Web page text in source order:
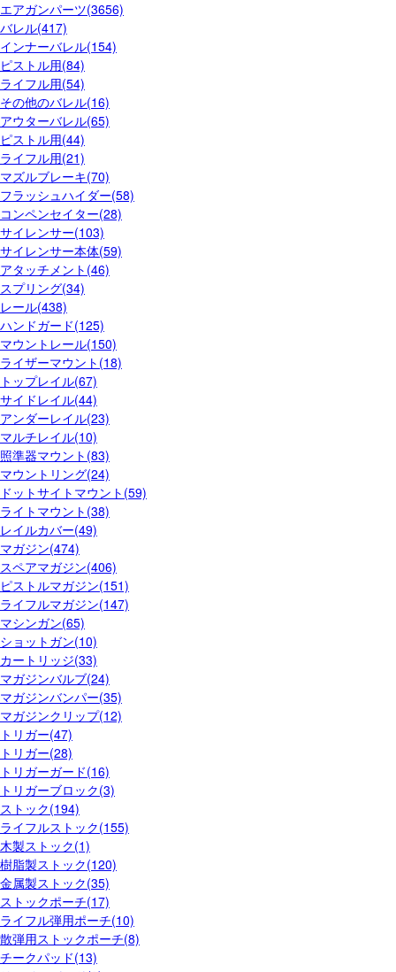
エアガンパーツ(3656)
バレル(417)
インナーバレル(154)
ピストル用(84)
ライフル用(54)
その他のバレル(16)
アウターバレル(65)
ピストル用(44)
ライフル用(21)
マズルブレーキ(70)
フラッシュハイダー(58)
コンペンセイター(28)
サイレンサー(103)
サイレンサー本体(59)
アタッチメント(46)
スプリング(34)
レール(438)
ハンドガード(125)
マウントレール(150)
ライザーマウント(18)
トップレイル(67)
サイドレイル(44)
アンダーレイル(23)
マルチレイル(10)
照準器マウント(83)
マウントリング(24)
ドットサイトマウント(59)
ライトマウント(38)
レイルカバー(49)
マガジン(474)
スペアマガジン(406)
ピストルマガジン(151)
ライフルマガジン(147)
マシンガン(65)
ショットガン(10)
カートリッジ(33)
マガジンバルブ(24)
マガジンバンパー(35)
マガジンクリップ(12)
トリガー(47)
トリガー(28)
トリガーガード(16)
トリガーブロック(3)
ストック(194)
ライフルストック(155)
木製ストック(1)
樹脂製ストック(120)
金属製ストック(35)
ストックポーチ(17)
ライフル弾用ポーチ(10)
散弾用ストックポーチ(8)
チークパッド(13)